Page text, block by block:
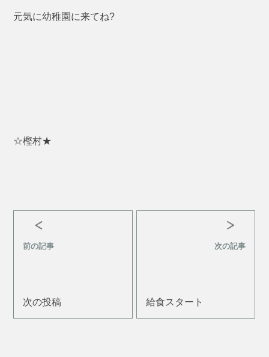
元気に幼稚園に来てね?
☆樫村★
前の記事
次の投稿
次の記事
給食スタート